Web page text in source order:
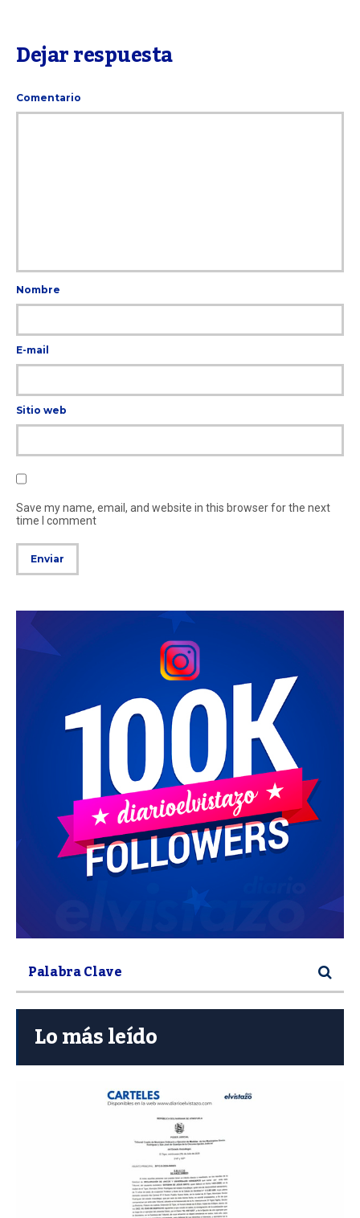
Dejar respuesta
Comentario
Nombre
E-mail
Sitio web
Save my name, email, and website in this browser for the next
time I comment
Lo más leído